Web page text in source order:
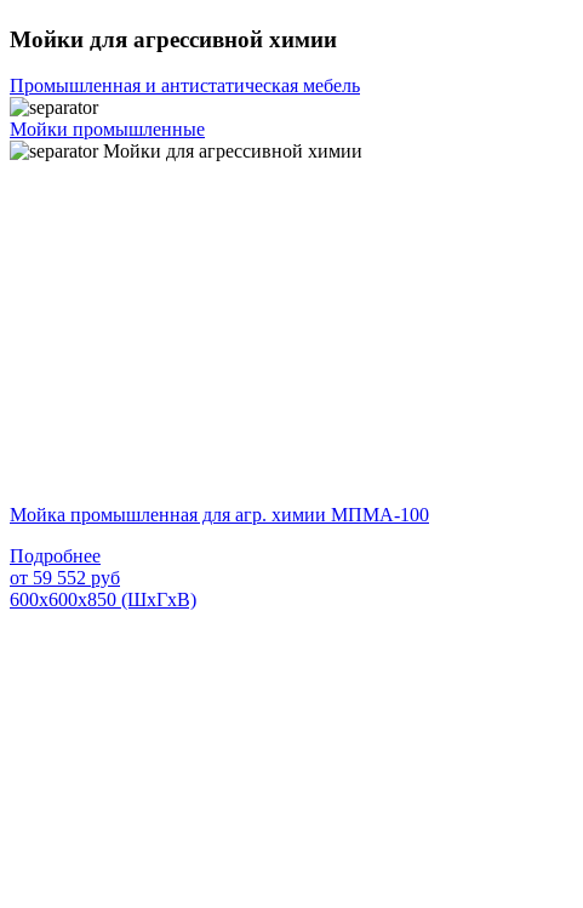
Мойки для агрессивной химии
Промышленная и антистатическая мебель
Мойки промышленные
Мойки для агрессивной химии
Мойка промышленная для агр. химии МПМА-100
Подробнее
от 59 552 руб
600х600х850 (ШхГхВ)